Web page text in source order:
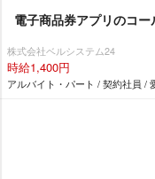
電子商品券アプリのコ
株式会社ベルシステム24
時給1,400円
アルバイト・パート / 契約社員 /